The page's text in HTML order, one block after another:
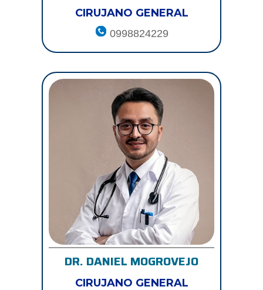
CIRUJANO GENERAL
0998824229
DR. DANIEL MOGROVEJO
CIRUJANO GENERAL